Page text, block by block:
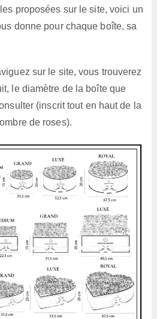
proposées sur le site, voici un
donne pour chaque boîte, sa
sur le site, vous trouverez
le diamètre de la boîte que
(inscrit tout en haut de la
de roses).